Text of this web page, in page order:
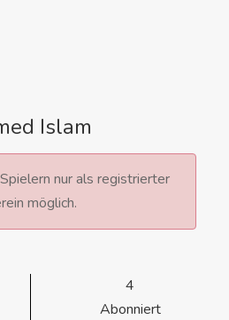
Islam
nur als registrierter
möglich.
4
Abonniert